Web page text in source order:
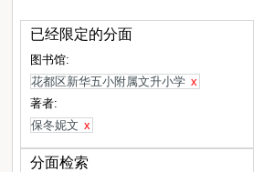
已经限定的分面
图书馆:
花都区新华五小附属文升小学 x
著者:
保冬妮文 x
分面检索